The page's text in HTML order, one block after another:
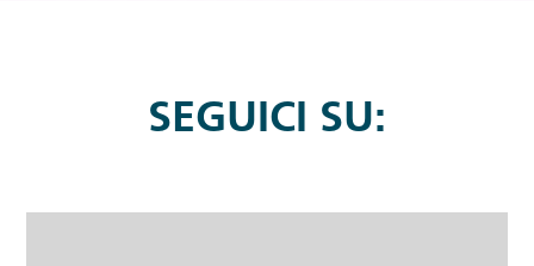
SEGUICI SU: